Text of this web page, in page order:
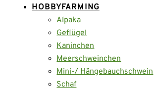
HOBBYFARMING
Alpaka
Geflügel
Kaninchen
Meerschweinchen
Mini-/ Hängebauchschwein
Schaf